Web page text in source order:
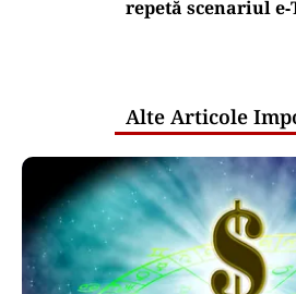
repetă scenariul
Alte Articole